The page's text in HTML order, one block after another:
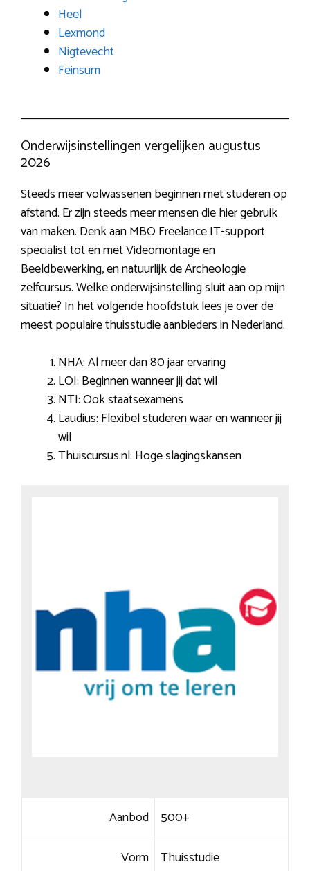
Heel
Lexmond
Nigtevecht
Feinsum
Onderwijsinstellingen vergelijken augustus
2026
Steeds meer volwassenen beginnen met studeren op
afstand. Er zijn steeds meer mensen die hier gebruik
van maken. Denk aan MBO Freelance IT-support
specialist tot en met Videomontage en
Beeldbewerking, en natuurlijk de Archeologie
zelfcursus. Welke onderwijsinstelling sluit aan op mijn
situatie? In het volgende hoofdstuk lees je over de
meest populaire thuisstudie aanbieders in Nederland.
NHA: Al meer dan 80 jaar ervaring
LOI: Beginnen wanneer jij dat wil
NTI: Ook staatsexamens
Laudius: Flexibel studeren waar en wanneer jij
wil
Thuiscursus.nl: Hoge slagingskansen
Aanbod 500+
Vorm Thuisstudie